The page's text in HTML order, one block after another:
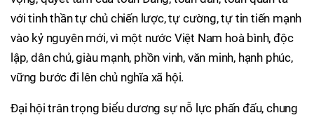
với tinh thần tự chủ chiến lược, tự cường, tự tin tiến mạnh
vào kỷ nguyên mới, vì một nước Việt Nam hoà bình, độc
lập, dân chủ, giàu mạnh, phồn vinh, văn minh, hạnh phúc,
vững bước đi lên chủ nghĩa xã hội.
Đại hội trân trọng biểu dương sự nỗ lực phấn đấu, chung